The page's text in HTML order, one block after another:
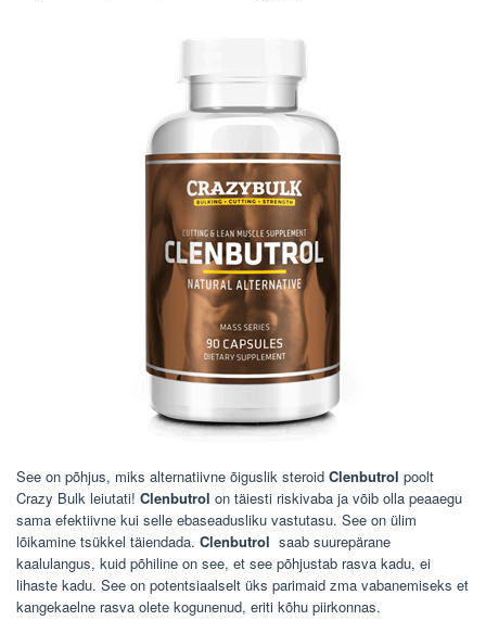
See on põhjus, miks alternatiivne õiguslik steroid Clenbutrol poolt
Crazy Bulk leiutati! Clenbutrol on täiesti riskivaba ja võib olla peaaegu
sama efektiivne kui selle ebaseadusliku vastutasu. See on ülim
lõikamine tsükkel täiendada. Clenbutrol saab suurepärane
kaalulangus, kuid põhiline on see, et see põhjustab rasva kadu, ei
lihaste kadu. See on potentsiaalselt üks parimaid zma vabanemiseks et
kangekaelne rasva olete kogunenud, eriti kõhu piirkonnas.